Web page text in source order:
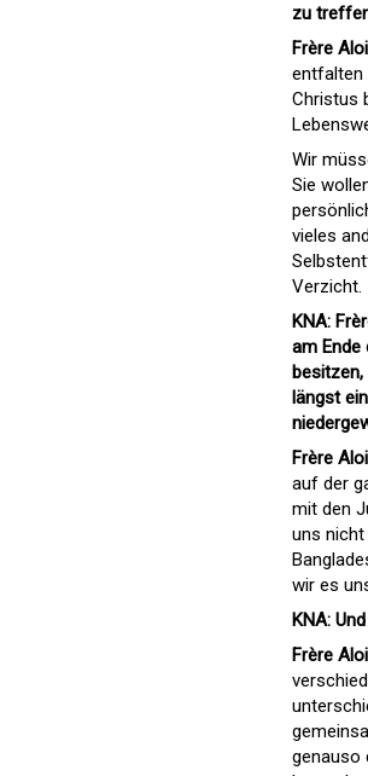
zu
Frère
entfalten
Christus
Wir
Sie
vieles
Verzicht.
KNA:
am Ende
besitzen,
längst
Frère
auf der
mit den
uns nicht
wir es
KNA:
Frère
genauso